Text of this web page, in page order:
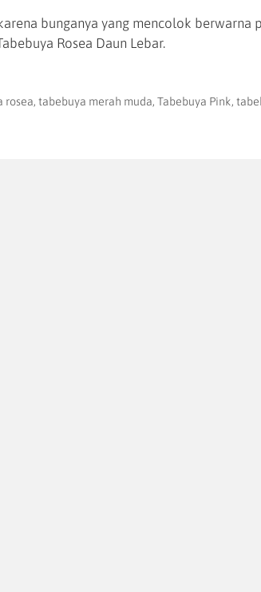
bunganya yang mencolok berwarna
Rosea Daun Lebar.
rosea, tabebuya merah muda, Tabebuya Pink,